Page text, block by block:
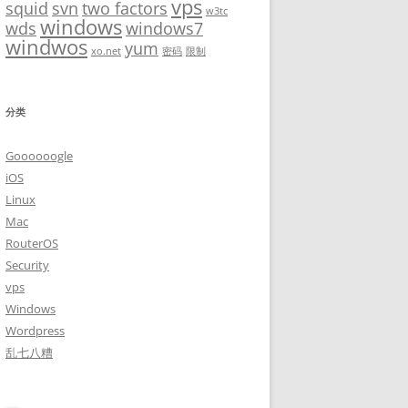
squid svn two factors vps w3tc
wds windowswindows7
windwos xo.net yum 密码 限制
分类
Goooooogle
iOS
Linux
Mac
RouterOS
Security
vps
Windows
Wordpress
乱七八糟